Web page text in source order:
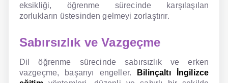
eksikliği, öğrenme sürecinde karşılaşılan
zorlukların üstesinden gelmeyi zorlaştırır.
Sabırsızlık ve Vazgeçme
Dil öğrenme sürecinde sabırsızlık ve erken
vazgeçme, başarıyı engeller.
Bilinçaltı İngilizce